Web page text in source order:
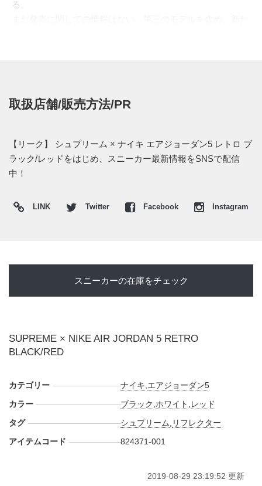
る。
取扱店舗/販売方法/PR
【リーク】 シュプリーム × ナイキ エアジョーダン5 レトロ ブ
ラック/レッドをはじめ、スニーカー最新情報をSNSで配信
中！
LINK Twitter Facebook Instagram
スニーカーの在庫をチェック
SUPREME × NIKE AIR JORDAN 5 RETRO
BLACK/RED
カテゴリー ナイキ エアジョーダン5
カラー
ブラック ホワイト レッド
タグ
シュプリーム リフレクター
アイテムコード
824371-001
2019-08-29 23:19:52 更新